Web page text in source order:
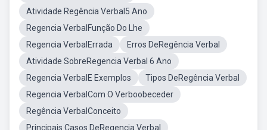
Atividade Regência Verbal5 Ano
Regencia VerbalFunção Do Lhe
Regencia VerbalErrada
Erros DeRegência Verbal
Atividade SobreRegencia Verbal 6 Ano
Regencia VerbalE Exemplos
Tipos DeRegência Verbal
Regencia VerbalCom O Verboobeceder
Regência VerbalConceito
Principais Casos DeRegencia Verbal